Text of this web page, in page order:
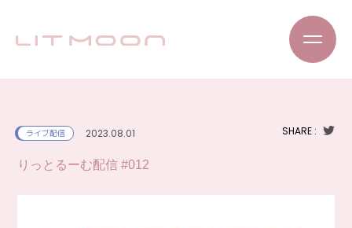
ライブ配信 2023.08.01 SHARE :
りっとるーむ配信 #012